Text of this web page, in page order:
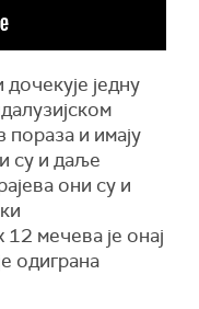
једну
пораза и имају
су и даље
они су и
мечева је онај
одиграна